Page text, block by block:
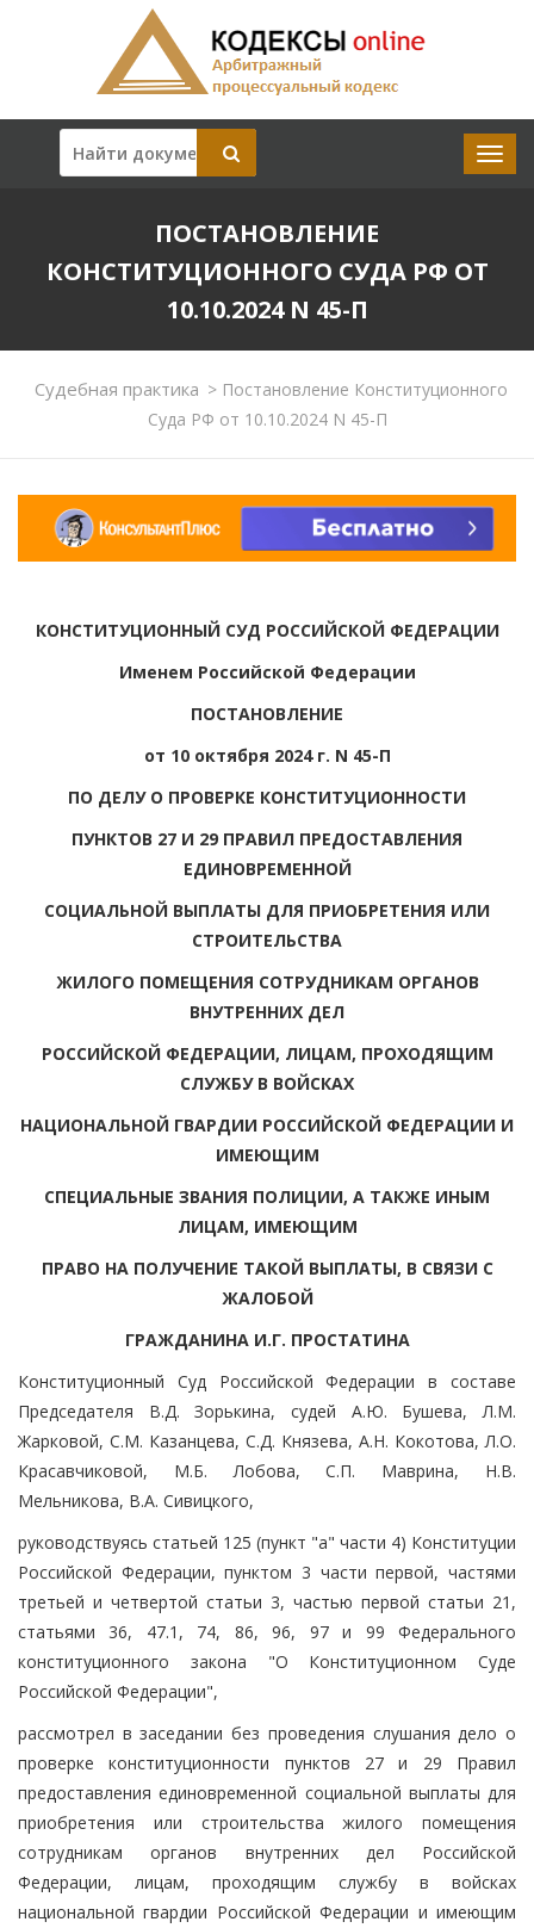
ПОСТАНОВЛЕНИЕ
КОНСТИТУЦИОННОГО СУДА РФ ОТ
10.10.2024 N 45-П
Судебная практика > Постановление Конституционного
Суда РФ от 10.10.2024 N 45-П
КОНСТИТУЦИОННЫЙ СУД РОССИЙСКОЙ ФЕДЕРАЦИИ
Именем Российской Федерации
ПОСТАНОВЛЕНИЕ
от 10 октября 2024 г. N 45-П
ПО ДЕЛУ О ПРОВЕРКЕ КОНСТИТУЦИОННОСТИ
ПУНКТОВ 27 И 29 ПРАВИЛ ПРЕДОСТАВЛЕНИЯ
ЕДИНОВРЕМЕННОЙ
СОЦИАЛЬНОЙ ВЫПЛАТЫ ДЛЯ ПРИОБРЕТЕНИЯ ИЛИ
СТРОИТЕЛЬСТВА
ЖИЛОГО ПОМЕЩЕНИЯ СОТРУДНИКАМ ОРГАНОВ
ВНУТРЕННИХ ДЕЛ
РОССИЙСКОЙ ФЕДЕРАЦИИ, ЛИЦАМ, ПРОХОДЯЩИМ
СЛУЖБУ В ВОЙСКАХ
НАЦИОНАЛЬНОЙ ГВАРДИИ РОССИЙСКОЙ ФЕДЕРАЦИИ И
ИМЕЮЩИМ
СПЕЦИАЛЬНЫЕ ЗВАНИЯ ПОЛИЦИИ, А ТАКЖЕ ИНЫМ
ЛИЦАМ, ИМЕЮЩИМ
ПРАВО НА ПОЛУЧЕНИЕ ТАКОЙ ВЫПЛАТЫ, В СВЯЗИ С
ЖАЛОБОЙ
ГРАЖДАНИНА И.Г. ПРОСТАТИНА
Конституционный Суд Российской Федерации в составе
Председателя В.Д. Зорькина, судей А.Ю. Бушева, Л.М.
Жарковой, С.М. Казанцева, С.Д. Князева, А.Н. Кокотова, Л.О.
Красавчиковой, М.Б. Лобова, С.П. Маврина, Н.В.
Мельникова, В.А. Сивицкого,
руководствуясь статьей 125 (пункт "а" части 4) Конституции
Российской Федерации, пунктом 3 части первой, частями
третьей и четвертой статьи 3, частью первой статьи 21,
статьями 36, 47.1, 74, 86, 96, 97 и 99 Федерального
конституционного закона "О Конституционном Суде
Российской Федерации",
рассмотрел в заседании без проведения слушания дело о
проверке конституционности пунктов 27 и 29 Правил
предоставления единовременной социальной выплаты для
приобретения или строительства жилого помещения
сотрудникам органов внутренних дел Российской
Федерации, лицам, проходящим службу в войсках
национальной гвардии Российской Федерации и имеющим